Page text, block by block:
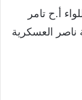
أ.ح تامر
ناصر العسكرية